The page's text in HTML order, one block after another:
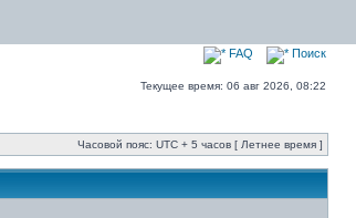
FAQ Поиск
Текущее время: 06 авг 2026, 08:22
Часовой пояс: UTC + 5 часов [ Летнее время ]